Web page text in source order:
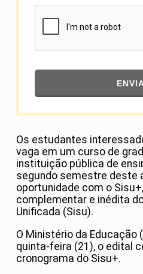
Os estudantes
vaga em um curso de
instituição pública de
segundo semestre deste
oportunidade com o
complementar e inédita
Unificada (Sisu).
O Ministério da Educação
quinta-feira (21), o edital
cronograma do Sisu+.